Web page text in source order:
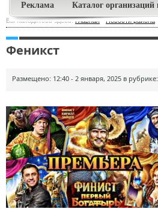
Реклама Каталог организаций
Вы находитесь здесь:Главная-Новости района
Феникст
Размещено: 12:40 - 2 января, 2025 в рубрике: